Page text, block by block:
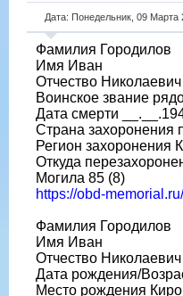
Дата: Понедельник, 09
Фамилия Городилов
Имя Иван
Отчество Николаевич
Воинское звание
Дата смерти
Страна захоронения
Регион захоронения
Откуда
Могила 85 (8)
https://obd-
Фамилия Городилов
Имя Иван
Отчество Николаевич
Дата рождения/
Место рождения